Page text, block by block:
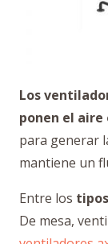
Los
ponen el
para generar
mantiene un
Entre los
De mesa,